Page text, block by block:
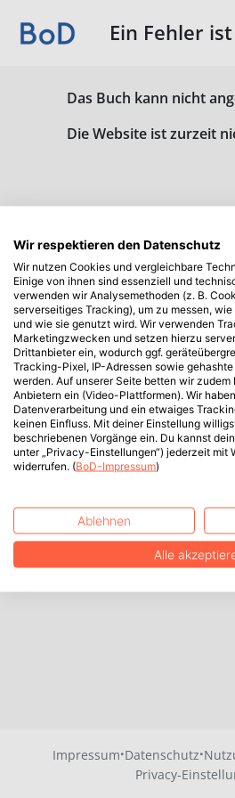
Ein Fehler
Das Buch kann nicht
Die Website ist zurzeit
Impressum·Datenschutz·
Privacy-
Wir respektieren den Datenschutz
Wir nutzen Cookies und vergleichbare
Einige von ihnen sind essenziell und
verwenden wir Analysemethoden (z. B.
serverseitiges Tracking), um zu messen,
und wie sie genutzt wird. Wir verwenden
Marketingzwecken und setzen hierzu
Drittanbieter ein, wodurch ggf.
Tracking-Pixel, IP-Adressen sowie
werden. Auf unserer Seite betten wir
Anbietern ein (Video-Plattformen). Wir
Datenverarbeitung und ein etwaiges
keinen Einfluss. Mit deiner Einstellung
beschriebenen Vorgänge ein. Du kannst
unter „Privacy-Einstellungen“) jederzeit mit
widerrufen. (BoD-Impressum)
Ablehnen
Alle